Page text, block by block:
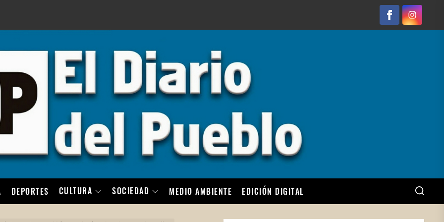
FacebookInstagram
DEPORTES CULTURA SOCIEDAD MEDIO AMBIENTE EDICIÓN DIGITAL